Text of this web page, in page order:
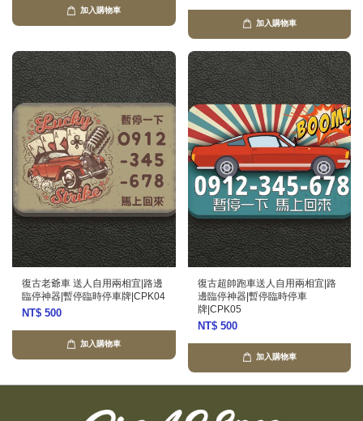
加入購物車
加入購物車
復古老爺車 送人自用兩相宜|路邊
臨停神器|暫停臨時停車牌|CPK04
NT$ 500
加入購物車
復古超帥跑車送人自用兩相宜|路
邊臨停神器|暫停臨時停車
牌|CPK05
NT$ 500
加入購物車